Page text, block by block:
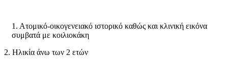
1. Ατομικό-οικογενειακό ιστορικό κα­θώς και κλινική εικόνα
συμβατά με κοιλιοκάκη
2. Ηλικία άνω των 2 ετών